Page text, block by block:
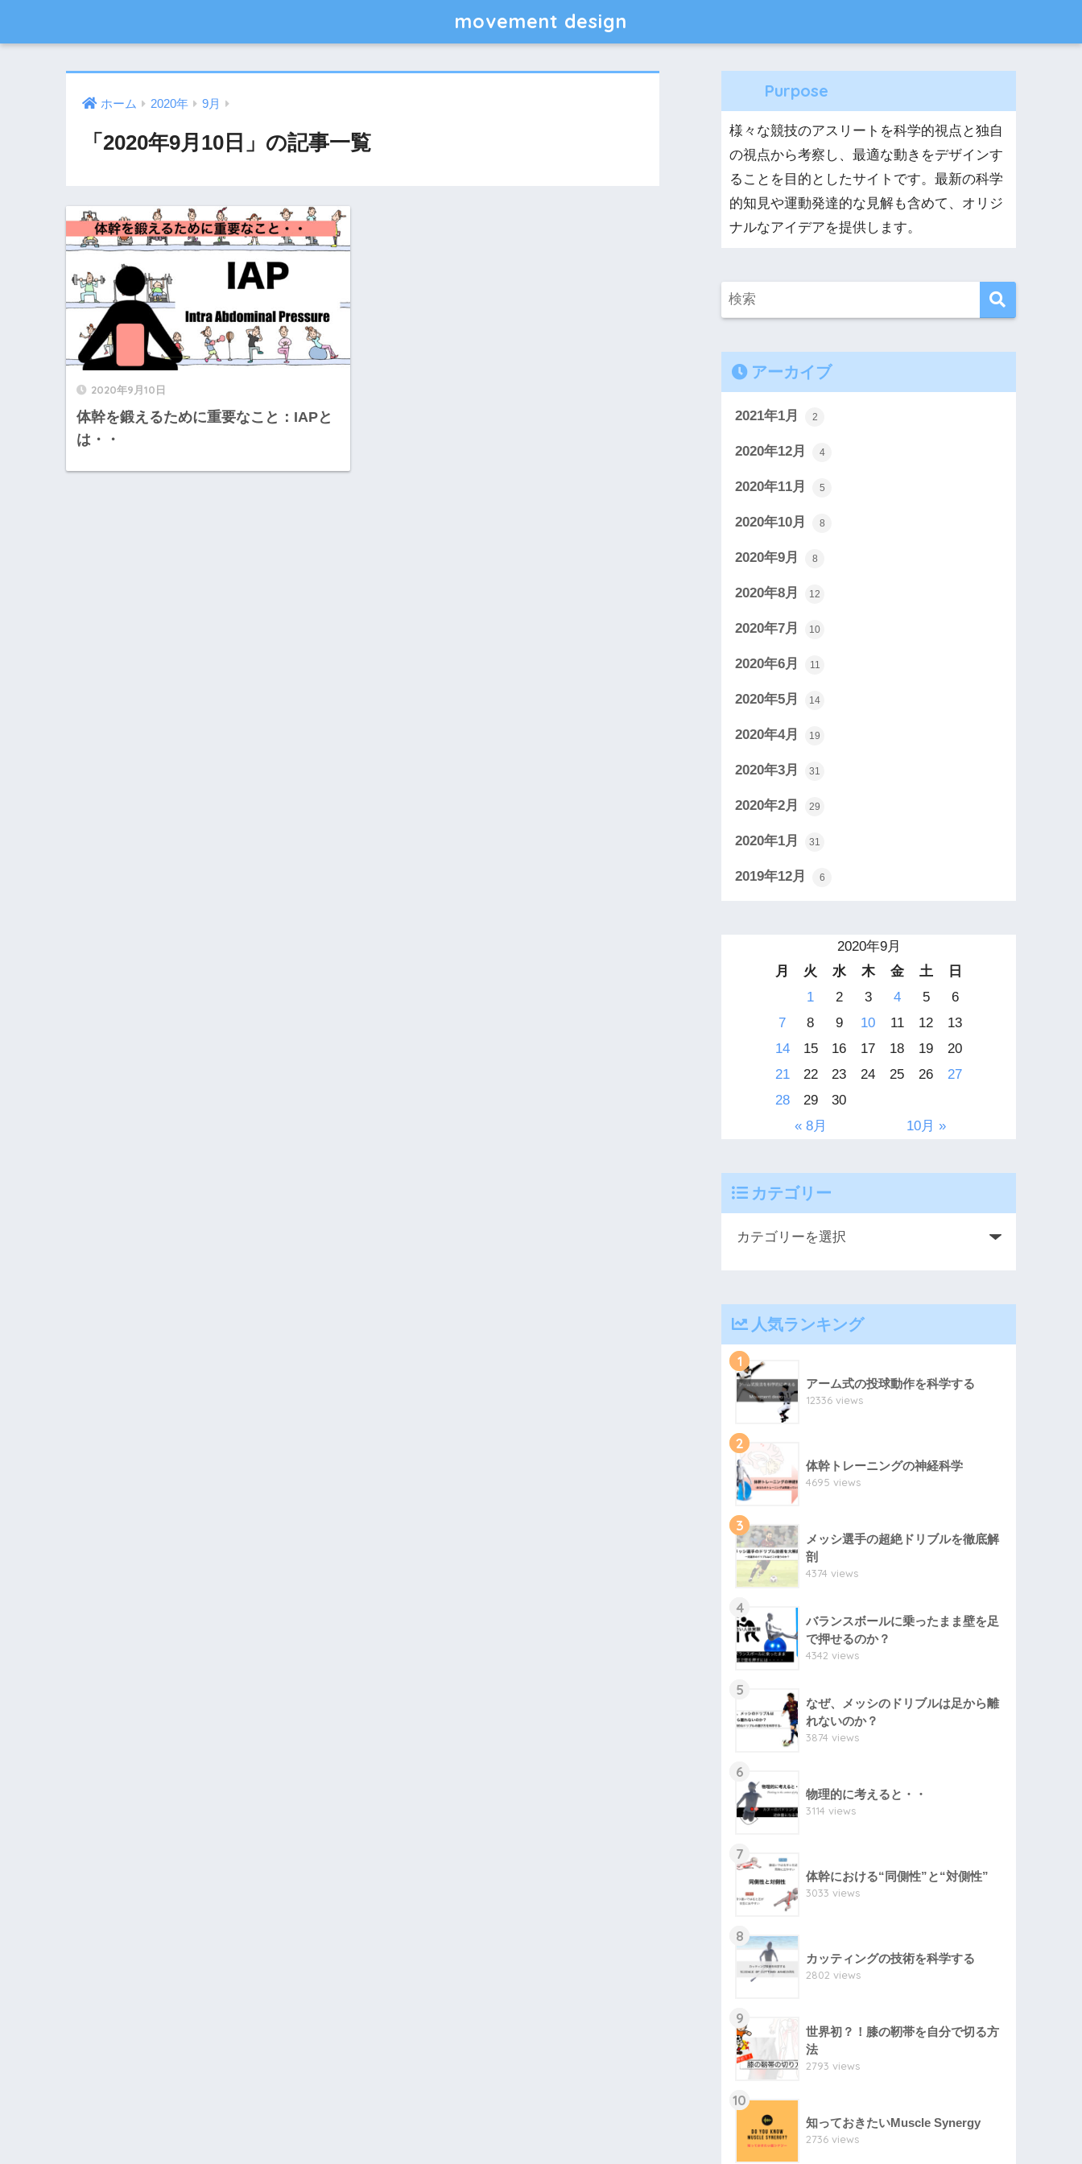
movement design
ホーム 2020年 9月
「2020年9月10日」の記事一覧
2020年9月10日
体幹を鍛えるために重要なこと：IAPと
は・・
Purpose
様々な競技のアスリートを科学的視点と独自
の視点から考察し、最適な動きをデザインす
ることを目的としたサイトです。最新の科学
的知見や運動発達的な見解も含めて、オリジ
ナルなアイデアを提供します。
アーカイブ
2021年1月 2
2020年12月 4
2020年11月 5
2020年10月 8
2020年9月 8
2020年8月 12
2020年7月 10
2020年6月 11
2020年5月 14
2020年4月 19
2020年3月 31
2020年2月 29
2020年1月 31
2019年12月 6
2020年9月
月
火 水 木 金 土 日
« 8月 10月 »
1 2 3 4 5
6
7
8 9 10 11 12
13
14
15 16 17 18 19
20
21
22 23 24 25 26
27
28
29 30
カテゴリー
人気ランキング
1
アーム式の投球動作を科学する
12336 views
2
体幹トレーニングの神経科学
4695 views
3
メッシ選手の超絶ドリブルを徹底解
剖
4374 views
4
バランスボールに乗ったまま壁を足
で押せるのか？
4342 views
5
なぜ、メッシのドリブルは足から離
れないのか？
3874 views
6
物理的に考えると・・
3114 views
7
体幹における“同側性”と“対側性”
3033 views
8
カッティングの技術を科学する
2802 views
9
世界初？！膝の靭帯を自分で切る方
法
2793 views
10
知っておきたいMuscle Synergy
2736 views